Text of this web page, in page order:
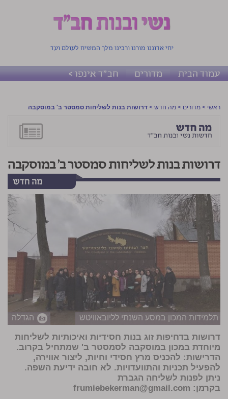
יחי אדוננו מורנו ורבינו מלך המשיח לעולם ועד
עמוד הבית מדורים חב"ד אינפו >
ראשי > מדורים > מה חדש > דרושות בנות לשליחות סמסטר ב' במוסקבה
דרושות בנות לשליחות סמסטר ב' במוסקבה
תלמידות המכון במסע השנתי לליובאוויטש הגדלה
דרושות בדחיפות זוג בנות חסידיות ואיכותיות לשליחות
מיוחדת במכון במוסקבה לסמסטר ב' שמתחיל בקרוב.
הדרישות: להכניס מרץ חסידי וחיות, ליצור אווירה,
להפעיל תכניות והתוועדויות. לא חובה ידיעת השפה.
ניתן לפנות לשליחה הגברת
בקרמן: frumiebekerman@gmail.com